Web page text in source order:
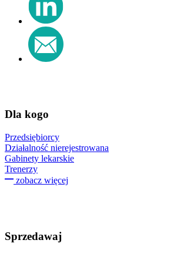
Dla kogo
Przedsiębiorcy
Działalność nierejestrowana
Gabinety lekarskie
Trenerzy
zobacz więcej
Sprzedawaj